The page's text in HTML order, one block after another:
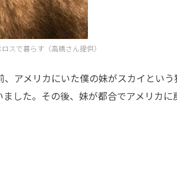
スで暮らす（高橋さん提供）
、アメリカにいた僕の妹がスカイという
した。その後、妹が都合でアメリカに